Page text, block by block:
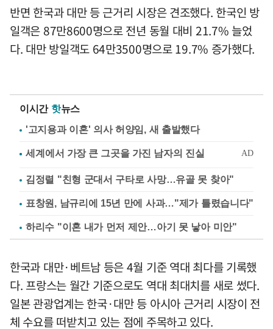
반면 한국과 대만 등 근거리 시장은 견조했다. 한국인 방
일객은 87만8600명으로 전년 동월 대비 21.7% 늘었
다. 대만 방일객도 64만3500명으로 19.7% 증가했다.
이시간 핫뉴스
'고지용과 이혼' 의사 허양임, 새 출발했다
김정렬 "친형 군대서 구타로 사망…유골 못 찾아"
표창원, 남규리에 15년 만에 사과…"제가 틀렸습니다"
하리수 "이혼 내가 먼저 제안…아기 못 낳아 미안"
한국과 대만·베트남 등은 4월 기준 역대 최다를 기록했
다. 프랑스는 월간 기준으로도 역대 최대치를 새로 썼다.
일본 관광업계는 한국·대만 등 아시아 근거리 시장이 전
체 수요를 떠받치고 있는 점에 주목하고 있다.